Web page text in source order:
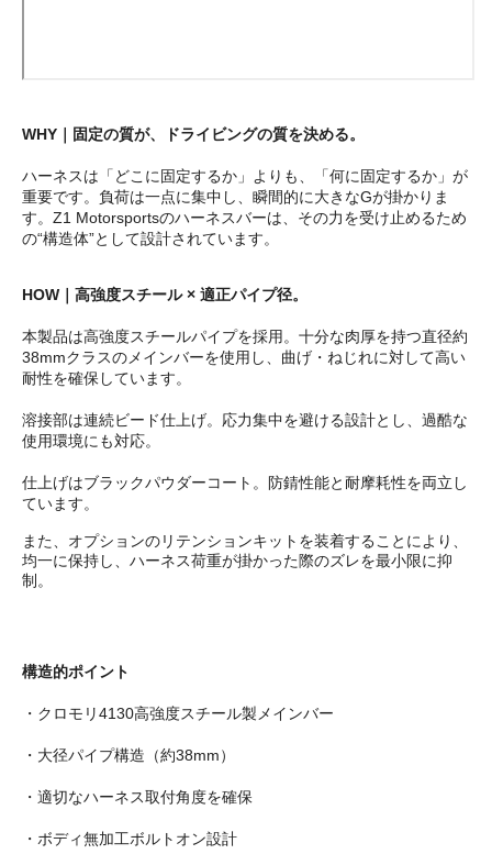
WHY｜固定の質が、ドライビングの質を決める。
ハーネスは「どこに固定するか」よりも、「何に固定するか」が
重要です。負荷は一点に集中し、瞬間的に大きなGが掛かりま
す。Z1 Motorsportsのハーネスバーは、その力を受け止めるため
の“構造体”として設計されています。
HOW｜高強度スチール × 適正パイプ径。
本製品は高強度スチールパイプを採用。十分な肉厚を持つ直径約
38mmクラスのメインバーを使用し、曲げ・ねじれに対して高い
耐性を確保しています。
溶接部は連続ビード仕上げ。応力集中を避ける設計とし、過酷な
使用環境にも対応。
仕上げはブラックパウダーコート。防錆性能と耐摩耗性を両立し
ています。
また、オプションのリテンションキットを装着することにより、
均一に保持し、ハーネス荷重が掛かった際のズレを最小限に抑
制。
構造的ポイント
・クロモリ4130高強度スチール製メインバー
・大径パイプ構造（約38mm）
・適切なハーネス取付角度を確保
・ボディ無加工ボルトオン設計